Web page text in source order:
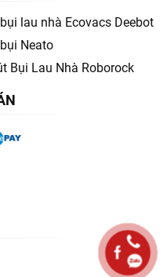
lau nhà Ecovacs Deebot
Neato
Bụi Lau Nhà Roborock